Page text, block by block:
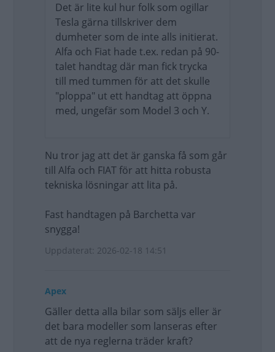
Det är lite kul hur folk som ogillar
Tesla gärna tillskriver dem
dumheter som de inte alls initierat.
Alfa och Fiat hade t.ex. redan på 90-
talet handtag där man fick trycka
till med tummen för att det skulle
"ploppa" ut ett handtag att öppna
med, ungefär som Model 3 och Y.
Nu tror jag att det är ganska få som går
till Alfa och FIAT för att hitta robusta
tekniska lösningar att lita på.
Fast handtagen på Barchetta var
snygga!
Uppdaterat: 2026-02-18 14:51
Apex
Gäller detta alla bilar som säljs eller är
det bara modeller som lanseras efter
att de nya reglerna träder kraft?